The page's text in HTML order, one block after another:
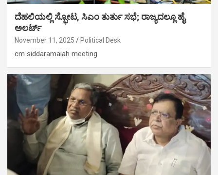
ದೆಹಲಿಯಲ್ಲಿ ಸ್ಫೋಟ, ಸಿಎಂ ತುರ್ತು ಸಭೆ; ರಾಜ್ಯದಲ್ಲೂ ಹೈ
ಅಲರ್ಟ್
November 11, 2025 Political Desk
cm siddaramaiah meeting